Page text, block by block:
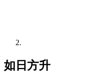
如日方升